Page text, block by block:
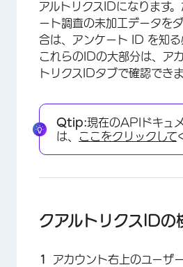
データセンターIDの検索
PoolIDの検索
ウェブサイトおよびアプリのイ
クトのプロジェクトIDの
FAQs
アルトリクスIDになります
ート調査の未加工データを
合は、アンケート ID を知る
これらのIDの大部分は、ア
トリクスIDタブで確認できま
Qtip:現在のAPIドキュ
は、
ここをクリックして
クアルトリクスIDの
アカウント右上のユーザ